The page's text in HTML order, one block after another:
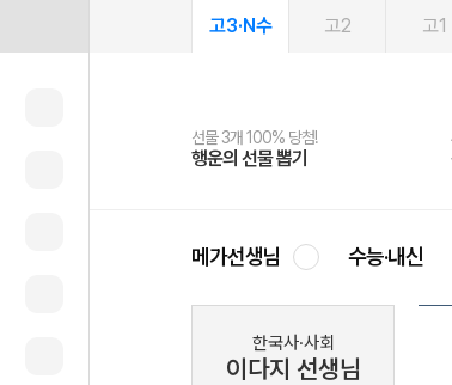
고3·N수 고2 고1
선물 3개 100% 당첨!
행운의 선물 뽑기
선물 100% 증정!
메가스터디 X 올리브
여름방학 스터디 캐시백
메가런 썸머스쿨
2027 러셀 단과
강사 공개선발
스마트러닝앱
설문 EVENT
메가패스
3일 무료 체험권
메가패스 수강생 무료혜택!
메가클럽 멤버십
사회공헌 캠페인
희망이룸 메가나눔
메가선생님 수능·내신
한국사·사회
이다지 선생님